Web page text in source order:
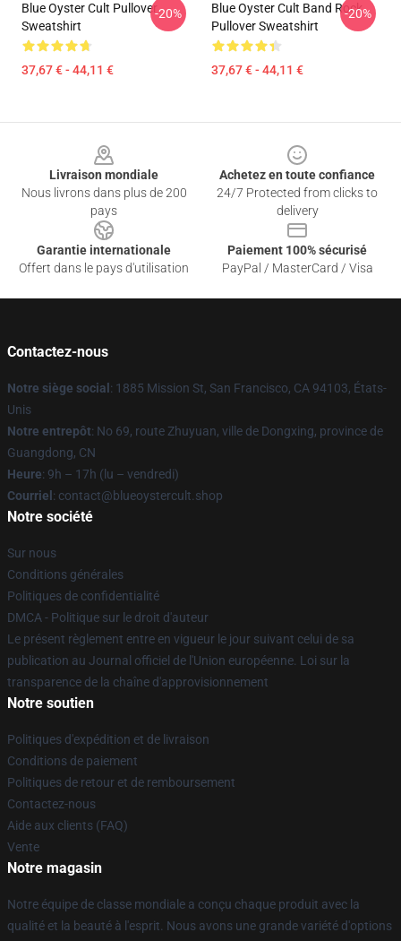
Blue Oyster Cult Pullover
Sweatshirt
37,67 € - 44,11 €
-20%
Blue Oyster Cult Band Rock
Pullover Sweatshirt
37,67 € - 44,11 €
-20%
Livraison mondiale
Nous livrons dans plus de 200
pays
Achetez en toute confiance
24/7 Protected from clicks to
delivery
Garantie internationale
Offert dans le pays d'utilisation
Paiement 100% sécurisé
PayPal / MasterCard / Visa
Contactez-nous
Notre siège social : 1885 Mission St, San Francisco, CA 94103, États-
Unis
Notre entrepôt: No 69, route Zhuyuan, ville de Dongxing, province de
Guangdong, CN
Heure: 9h – 17h (lu – vendredi)
Courriel : contact@blueoystercult.shop
Notre société
Sur nous
Conditions générales
Politiques de confidentialité
DMCA - Politique sur le droit d'auteur
Le présent règlement entre en vigueur le jour suivant celui de sa
publication au Journal officiel de l'Union européenne. Loi sur la
transparence de la chaîne d'approvisionnement
Notre soutien
Politiques d'expédition et de livraison
Conditions de paiement
Politiques de retour et de remboursement
Contactez-nous
Aide aux clients (FAQ)
Vente
Notre magasin
Notre équipe de classe mondiale a conçu chaque produit avec la
qualité et la beauté à l'esprit. Nous avons une grande variété d'options